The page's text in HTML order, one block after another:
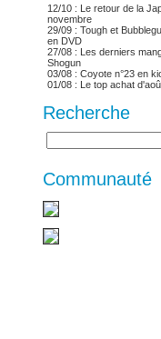
12/10 : Le retour de la
novembre
29/09 : Tough et
en DVD
27/08 : Les derniers
Shogun
03/08 : Coyote n°23 en
01/08 : Le top achat
Recherche
Communauté